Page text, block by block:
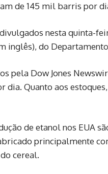
de 145 mil barris por
nesta quinta-
inglês), do
pela Dow Jones
dia. Quanto aos
de etanol nos EUA
principalmente
cereal.